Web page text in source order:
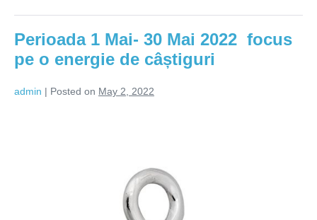
2022
la
pierderi
si
deposedări
Perioada 1 Mai- 30 Mai 2022 focus
pe o energie de câștiguri
admin | Posted on May 2, 2022